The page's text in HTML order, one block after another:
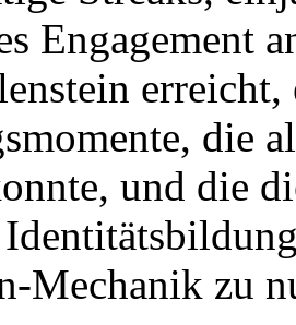
Engagement
die
und die
Mechanik zu